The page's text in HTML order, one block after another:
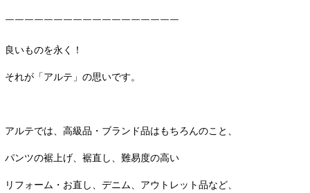
￣￣￣￣￣￣￣￣￣￣￣￣￣￣￣￣￣￣
良いものを永く！
それが「アルテ」の思いです。
アルテでは、高級品・ブランド品はもちろんのこと、
パンツの裾上げ、裾直し、難易度の高い
リフォーム・お直し、デニム、アウトレット品など、